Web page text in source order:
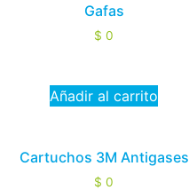
Gafas
$ 0
Añadir al carrito
Cartuchos 3M Antigases
$ 0